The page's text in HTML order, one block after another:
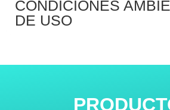
CONDICIONES
DE USO